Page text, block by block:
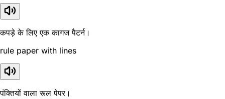
कपड़े के लिए एक कागज पैटर्न।
rule paper with lines
पंक्तियों वाला रूल पेपर।